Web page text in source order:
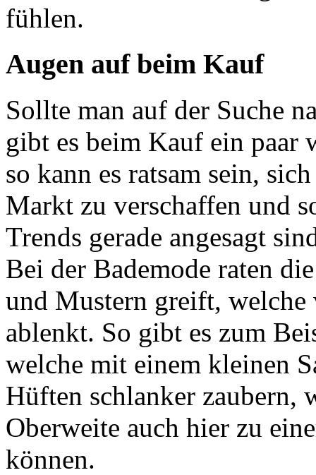
fühlen.
Augen auf beim Kauf
Sollte man auf der Suche
gibt es beim Kauf ein paar
so kann es ratsam sein,
Markt zu verschaffen und
Trends gerade angesagt
Bei der Bademode raten
und Mustern greift,
ablenkt. So gibt es zum
welche mit einem kleinen
Hüften schlanker zaubern,
Oberweite auch hier zu
können.